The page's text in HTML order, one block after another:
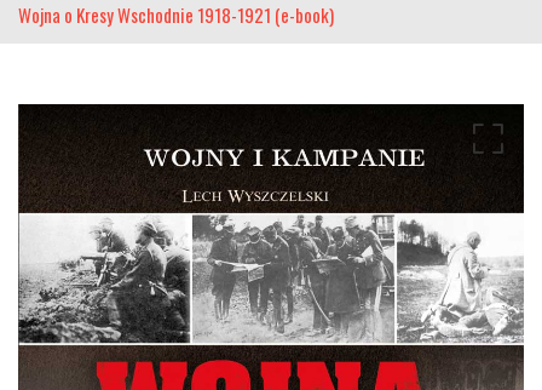
Wojna o Kresy Wschodnie 1918-1921 (e-book)